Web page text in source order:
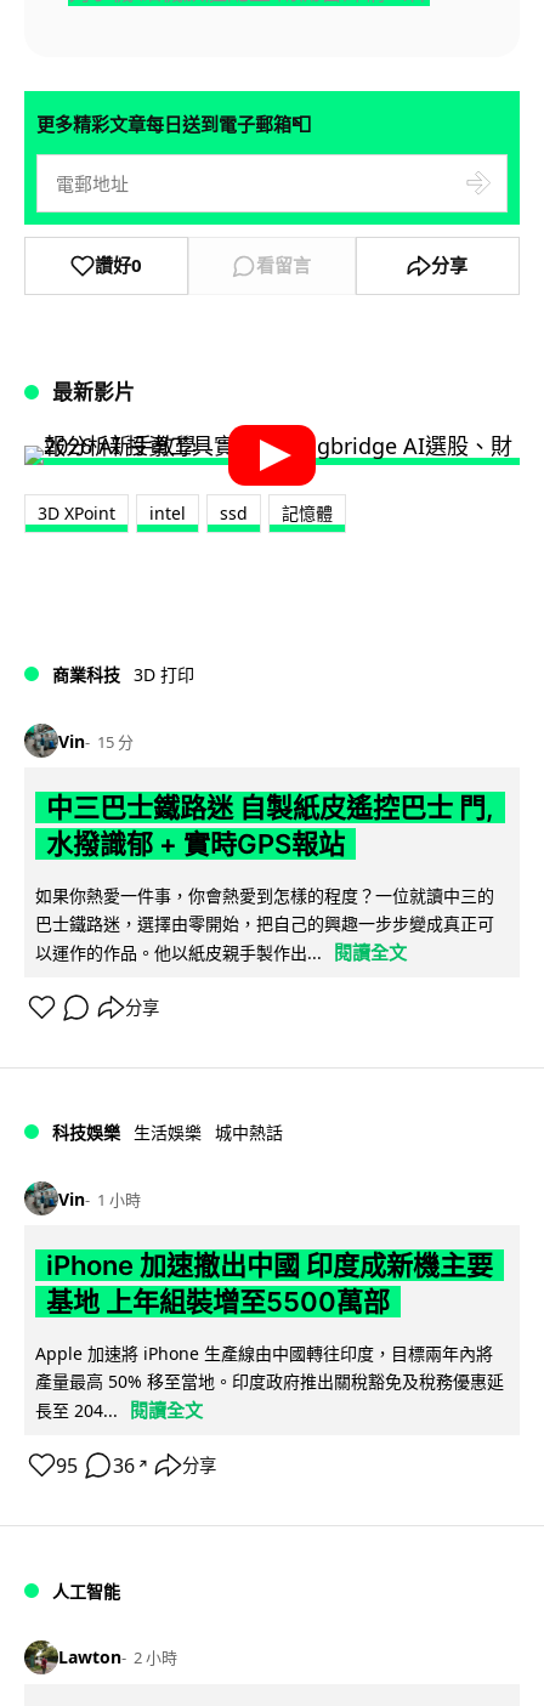
更多精彩文章每日送到電子郵箱📮
讚好0 看留言 分享
最新影片
3D XPoint intel ssd 記憶體
商業科技 3D 打印
Vin 15 分
中三巴士鐵路迷 自製紙皮遙控巴士 門,
水撥識郁 + 實時GPS報站
如果你熱愛一件事，你會熱愛到怎樣的程度？一位就讀中三的
巴士鐵路迷，選擇由零開始，把自己的興趣一步步變成真正可
以運作的作品。他以紙皮親手製作出...
閱讀全文
分享
科技娛樂 生活娛樂 城中熱話
Vin 1 小時
iPhone 加速撤出中國 印度成新機主要
基地 上年組裝增至5500萬部
Apple 加速將 iPhone 生產線由中國轉往印度，目標兩年內將
產量最高 50% 移至當地。印度政府推出關稅豁免及稅務優惠延
長至 204...
閱讀全文
95 36 ↗ 分享
人工智能
Lawton 2 小時